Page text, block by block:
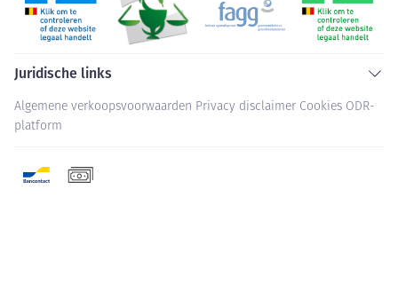
Juridische links
Algemene verkoopsvoorwaarden Privacy disclaimer Cookies ODR-
platform